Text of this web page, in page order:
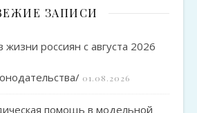
ЗАПИСИ
жизни россиян с августа 2026
01.08.2026
помощь в модельной